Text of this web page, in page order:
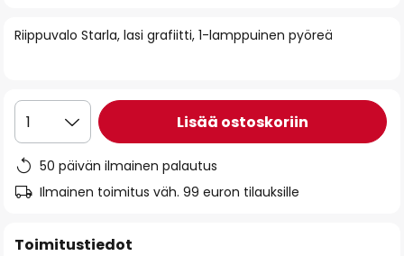
the
Riippuvalo Starla, lasi grafiitti, 1-lamppuinen pyöreä
1 Lisää ostoskoriin
50 päivän ilmainen palautus
Ilmainen toimitus väh. 99 euron tilauksille
Toimitustiedot